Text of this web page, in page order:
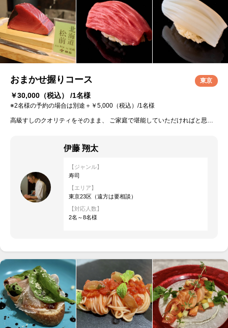
おまかせ握りコース
￥30,000 （税込） /1名様
※2名様の予約の場合は別途＋￥5,000（税込）/1名様
東京
伊藤 翔太
【ジャンル】
寿司
【エリア】
東京23区（遠方は要相談）
【対応人数】
2名～8名様